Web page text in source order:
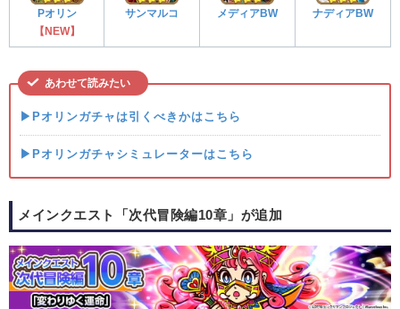
Pオリン
【NEW】
サンマルコ メディアBW ナディアBW
あわせて読みたい
▶Pオリンガチャは引くべきかはこちら
▶Pオリンガチャシミュレーターはこちら
メインクエスト「次代冒険編10章」が追加